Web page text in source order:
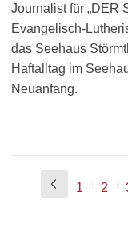
Journalist für „DER
Evangelisch-
das Seehaus
Haftalltag im
Neuanfang.
1 2